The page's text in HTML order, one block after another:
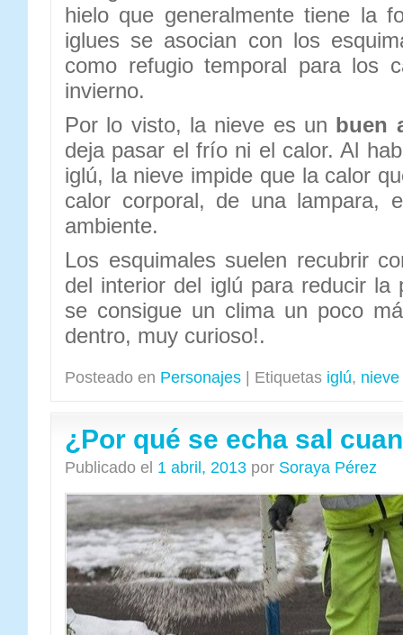
hielo que generalmente tiene la
iglues se asocian con los
como refugio temporal para los
invierno.
Por lo visto, la nieve es un buen
deja pasar el frío ni el calor. Al
iglú, la nieve impide que la calor
calor corporal, de una lampara,
ambiente.
Los esquimales suelen recubrir
del interior del iglú para reducir la
se consigue un clima un poco
dentro, muy curioso!.
Posteado en Personajes Etiquetas iglú, nieve
¿Por qué se echa sal
Publicado el 1 abril, 2013 por Soraya Pérez